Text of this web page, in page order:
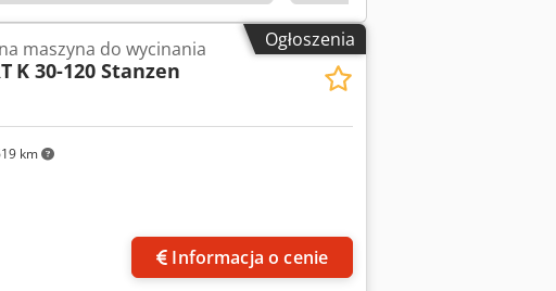
Ogłoszenia
km
maszyna do wycinania
K 30-120 Stanzen
Informacja o cenie